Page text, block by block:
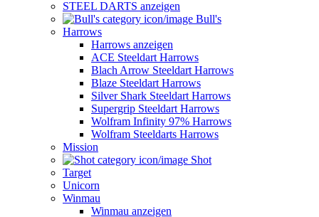
STEEL DARTS anzeigen
Bull's
Harrows
Harrows anzeigen
ACE Steeldart Harrows
Blach Arrow Steeldart Harrows
Blaze Steeldart Harrows
Silver Shark Steeldart Harrows
Supergrip Steeldart Harrows
Wolfram Infinity 97% Harrows
Wolfram Steeldarts Harrows
Mission
Shot
Target
Unicorn
Winmau
Winmau anzeigen